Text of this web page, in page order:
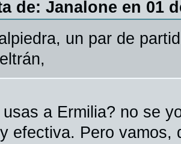
de: Janalone en 01
un par de
usas a Ermilia? no se
efectiva. Pero vamos,